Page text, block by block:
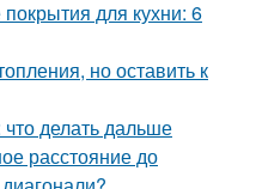
для кухни: 6
но оставить к
делать дальше
расстояние до